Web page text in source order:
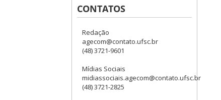
CONTATOS
Redação
agecom@contato.ufsc.br
(48) 3721-9601
Mídias Sociais
midiassociais.agecom@contato.ufsc.br
(48) 3721-2825